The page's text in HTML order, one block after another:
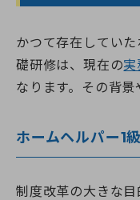
かつて存在してい
礎研修は、現在の実
なります。その背景
ホームヘルパー1
制度改革の大きな